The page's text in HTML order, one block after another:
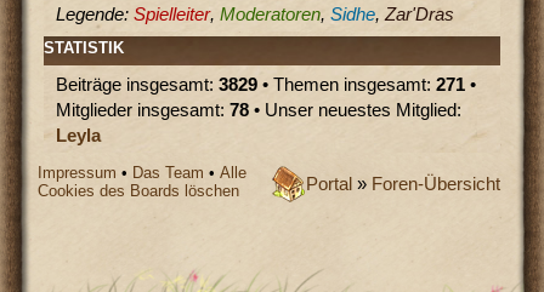
Legende:Spielleiter,Moderatoren,Sidhe,Zar'Dras
STATISTIK
Beiträge insgesamt:3829 • Themen insgesamt:271 •
Mitglieder insgesamt:78 • Unser neuestes Mitglied:
Leyla
Portal» Foren-Übersicht
Impressum • Das Team •Alle
Cookies des Boards löschen